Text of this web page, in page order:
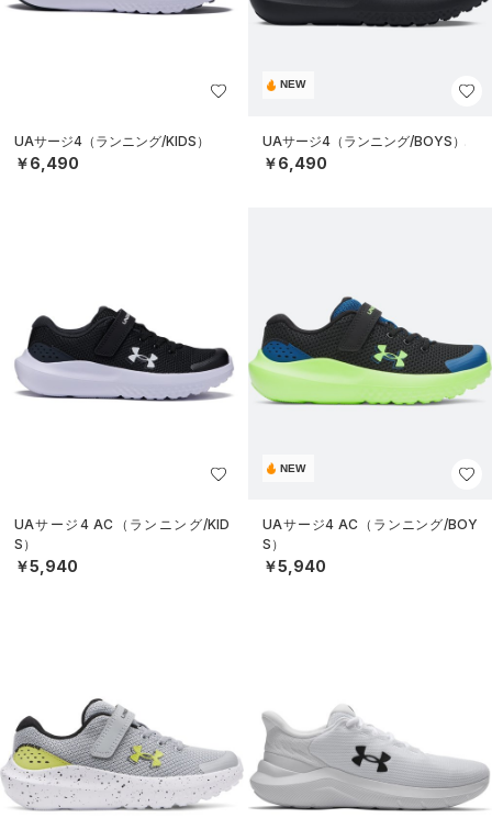
UAサージ4（ランニング/KIDS）
￥6,490
NEW
UAサージ4（ランニング/BOYS）
￥6,490
UAサージ4 AC（ランニング/KID
S）
￥5,940
NEW
UAサージ4 AC（ランニング/BOY
S）
￥5,940